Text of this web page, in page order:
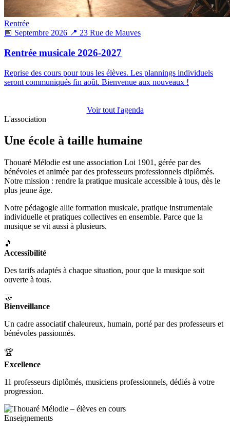
Rentrée
📅 Septembre 2026 📍 23 Rue de Mauves
Rentrée musicale 2026-2027
Reprise des cours pour tous les élèves. Les plannings individuels
seront communiqués fin août. Bienvenue aux nouveaux !
Voir tout l'agenda
L'association
Une école à taille humaine
Thouaré Mélodie est une association Loi 1901, gérée par des
bénévoles et animée par des professeurs professionnels diplômés.
Notre mission : rendre la pratique musicale accessible à tous, dès le
plus jeune âge.
Notre pédagogie allie formation musicale, pratique instrumentale
individuelle et pratiques collectives en ensemble. Parce que la
musique se vit aussi à plusieurs.
🎵
Accessibilité
Des tarifs adaptés à chaque situation, pour que la musique soit
ouverte à tous.
🤝
Bienveillance
Un cadre associatif chaleureux, humain, porté par des professeurs et
bénévoles passionnés.
🏆
Excellence
11 professeurs diplômés, musiciens professionnels, dédiés à votre
progression.
Enseignements